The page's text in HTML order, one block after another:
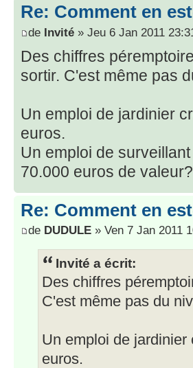
Re: Comment en
de Invité » Jeu 6 Jan 2011
Des chiffres
sortir. C'est même pas
Un emploi de jardinier
euros.
Un emploi de
70.000 euros de valeur?
Re: Comment en
de DUDULE » Ven 7 Jan 2011
Invité a écrit:
Des chiffres
C'est même pas du
Un emploi de jardinier
euros.